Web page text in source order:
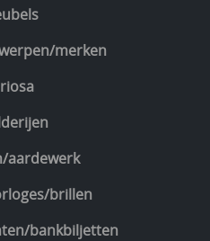
merken
aardewerk
brillen
bankbiljetten